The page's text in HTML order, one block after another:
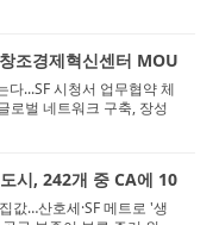
조경제혁신센터 MOU
...SF 시청서 업무협약 체
로벌 네트워크 구축, 장성
시, 242개 중 CA에 10
값…산호세·SF 메트로 '생